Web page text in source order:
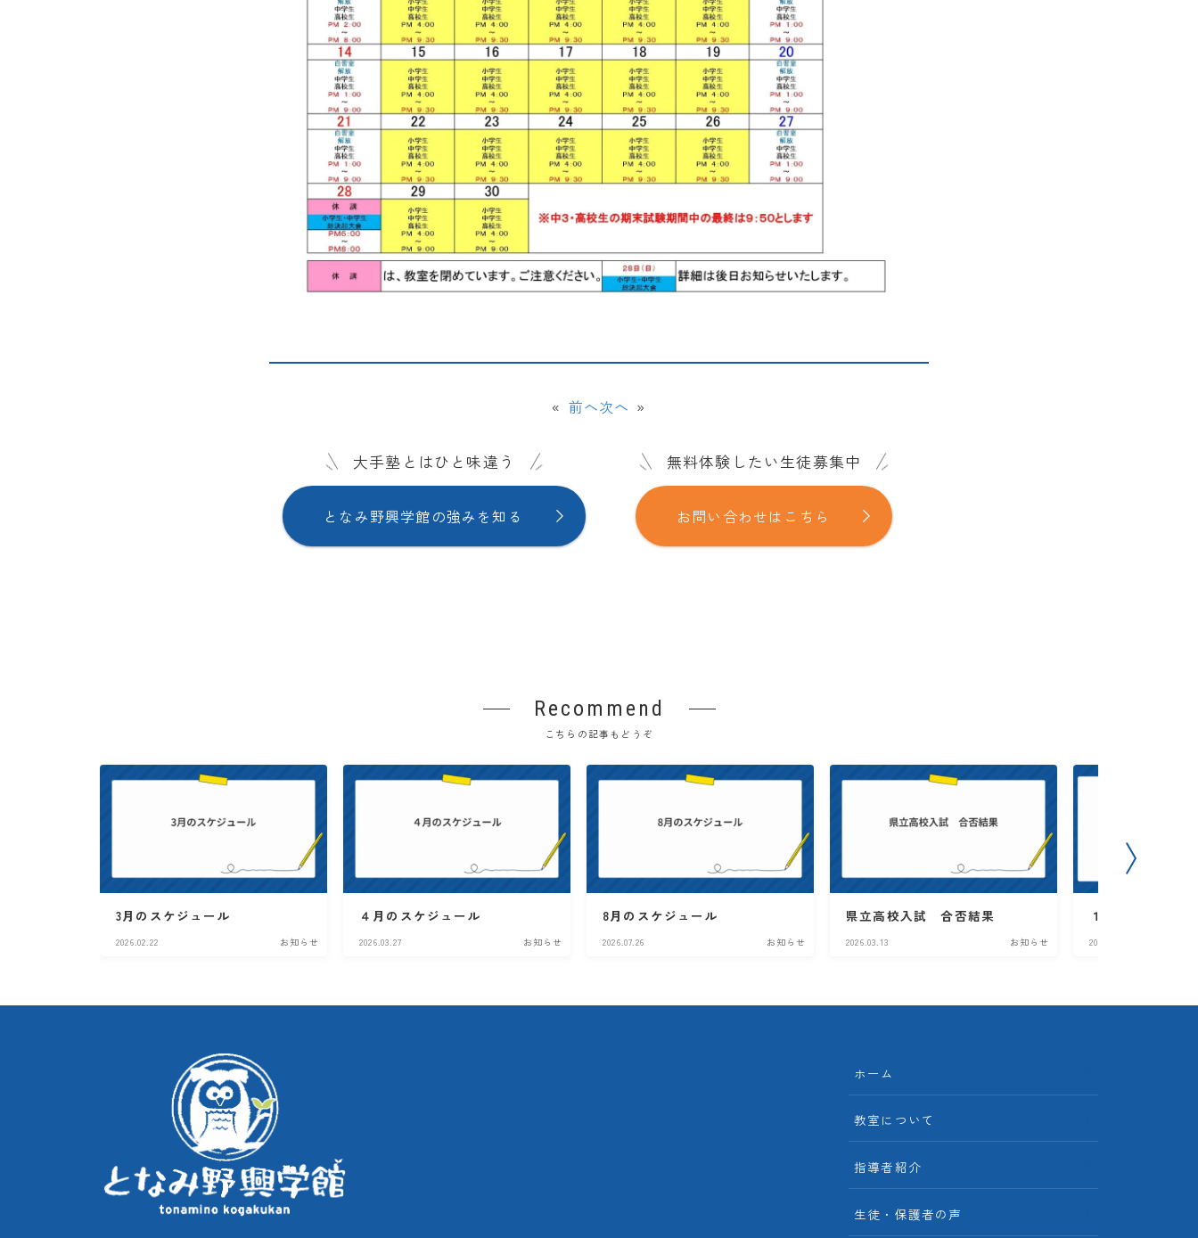
« 前へ次へ »
大手塾とはひと味違う
となみ野興学館の強みを知る
無料体験したい生徒募集中
お問い合わせはこちら
Recommend
こちらの記事もどうぞ
3月のスケジュール
2026.02.22 お知らせ
４月のスケジュール
2026.03.27 お知らせ
8月のスケジュール
2026.07.26 お知らせ
県立高校入試 合否結果
2026.03.13 お知らせ
１月のスケジュ
2025.12.24
ホーム
教室について
指導者紹介
生徒・保護者の声